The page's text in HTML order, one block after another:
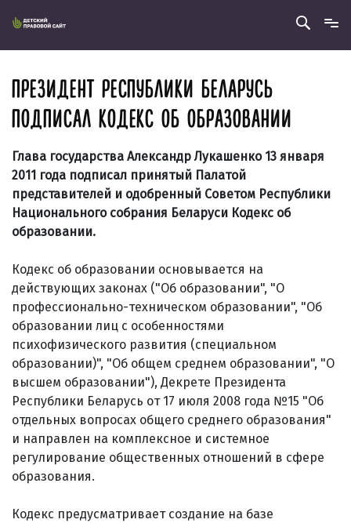
ПРЕЗИДЕНТ РЕСПУБЛИКИ БЕЛАРУСЬ
ПОДПИСАЛ КОДЕКС ОБ ОБРАЗОВАНИИ
Глава государства Александр Лукашенко 13 января
2011 года подписал принятый Палатой
представителей и одобренный Советом Республики
Национального собрания Беларуси Кодекс об
образовании.
Кодекс об образовании основывается на
действующих законах ("Об образовании", "О
профессионально-техническом образовании", "Об
образовании лиц с особенностями
психофизического развития (специальном
образовании)", "Об общем среднем образовании", "О
высшем образовании"), Декрете Президента
Республики Беларусь от 17 июля 2008 года №15 "Об
отдельных вопросах общего среднего образования"
и направлен на комплексное и системное
регулирование общественных отношений в сфере
образования.
Кодекс предусматривает создание на базе